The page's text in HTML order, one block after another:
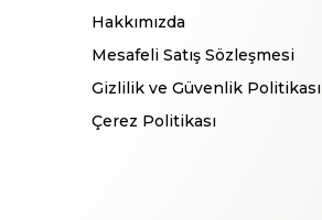
Hakkımızda
Mesafeli Satış Sözleşmesi
Gizlilik ve Güvenlik Politikası
Çerez Politikası